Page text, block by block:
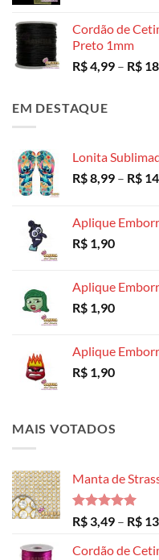
Cordão de
Preto 1mm
R$4,99 – R$
EM DESTAQUE
Lonita
R$8,99 – R$
Aplique
R$ 1,90
Aplique
R$ 1,90
Aplique
R$ 1,90
MAIS VOTADOS
Manta de
Avaliação
5.00
de 5
R$ 3,49 – R$
Cordão de